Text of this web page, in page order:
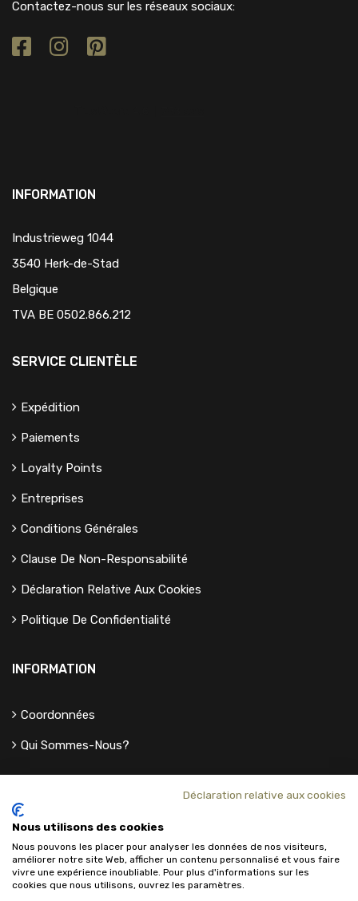
Contactez-nous sur les réseaux sociaux:
INFORMATION
Industrieweg 1044
3540 Herk-de-Stad
Belgique
TVA BE 0502.866.212
SERVICE CLIENTÈLE
Expédition
Paiements
Loyalty Points
Entreprises
Conditions Générales
Clause De Non-Responsabilité
Déclaration Relative Aux Cookies
Politique De Confidentialité
INFORMATION
Coordonnées
Qui Sommes-Nous?
Déclaration relative aux cookies
Nous utilisons des cookies
Nous pouvons les placer pour analyser les données de nos visiteurs,
améliorer notre site Web, afficher un contenu personnalisé et vous faire
vivre une expérience inoubliable. Pour plus d'informations sur les
cookies que nous utilisons, ouvrez les paramètres.